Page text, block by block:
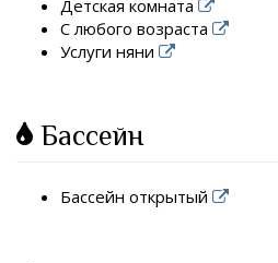
Детская комната
С любого возраста
Услуги няни
Бассейн
Бассейн открытый